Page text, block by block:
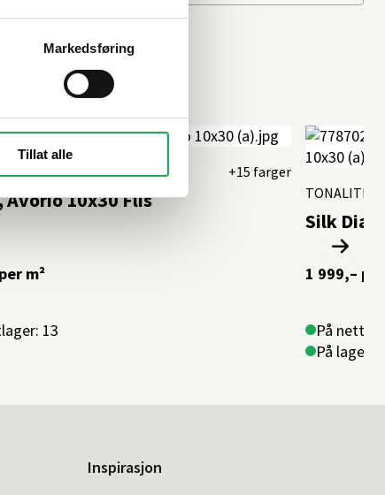
Markedsføring
Tillat alle
Avorio 10x30 Flis
+15 farger
per m²
13
Silk
TONALITE
1 999,–
På
På lager i
Inspirasjon